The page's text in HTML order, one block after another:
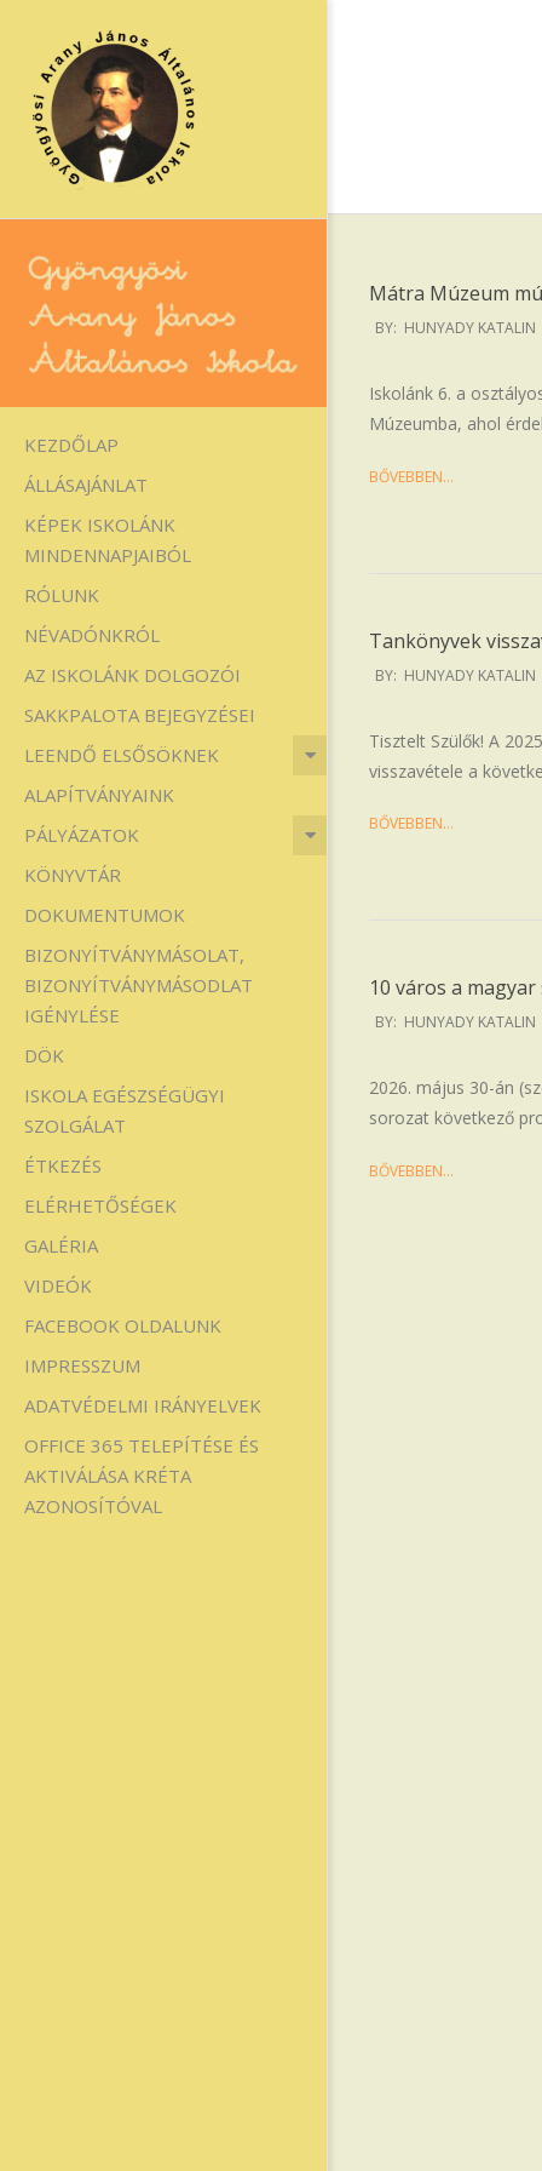
content
Gyöngyösi
Arany
János
Általános
Iskola
Primary
Navigation
Menu
KEZDŐLAP
ÁLLÁSAJÁNLAT
KÉPEK ISKOLÁNK
MINDENNAPJAIBÓL
RÓLUNK
NÉVADÓNKRÓL
AZ ISKOLÁNK DOLGOZÓI
SAKKPALOTA BEJEGYZÉSEI
LEENDŐ ELSŐSÖKNEK
ALAPÍTVÁNYAINK
PÁLYÁZATOK
KÖNYVTÁR
DOKUMENTUMOK
BIZONYÍTVÁNYMÁSOLAT,
BIZONYÍTVÁNYMÁSODLAT
IGÉNYLÉSE
DÖK
ISKOLA EGÉSZSÉGÜGYI
SZOLGÁLAT
ÉTKEZÉS
ELÉRHETŐSÉGEK
GALÉRIA
VIDEÓK
FACEBOOK OLDALUNK
IMPRESSZUM
ADATVÉDELMI IRÁNYELVEK
OFFICE 365 TELEPÍTÉSE ÉS
AKTIVÁLÁSA KRÉTA
AZONOSÍTÓVAL
Mátra Múzeum
2026-
01
BY: HUNYADY KATALIN
Iskolánk 6. a
Múzeumba, ahol
BŐVEBBEN…
Tankönyvek
2026-
BY: HUNYADY KATALIN
Tisztelt Szülők! A
visszavétele a
BŐVEBBEN…
10 város a
2026-
BY: HUNYADY KATALIN
2026. május 30-án
sorozat következő
BŐVEBBEN…